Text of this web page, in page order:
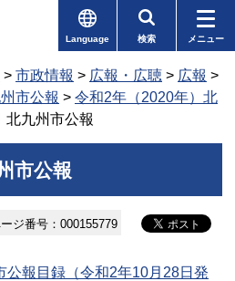
Language 検索 メニュー
> 市政情報 > 広報・広聴 > 広報 >
市公報 > 令和2年（2020年）北
北九州市公報
市公報
ジ番号：000155779
公報目録（令和2年10月28日発